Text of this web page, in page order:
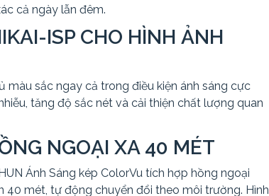
cả ngày lẫn đêm.
ISP CHO HÌNH ẢNH
màu sắc ngay cả trong điều kiện ánh sáng cực
tăng độ sắc nét và cải thiện chất lượng quan
NGOẠI XA 40 MÉT
Ánh Sáng kép ColorVu tích hợp hồng ngoại
mét, tự động chuyển đổi theo môi trường. Hình